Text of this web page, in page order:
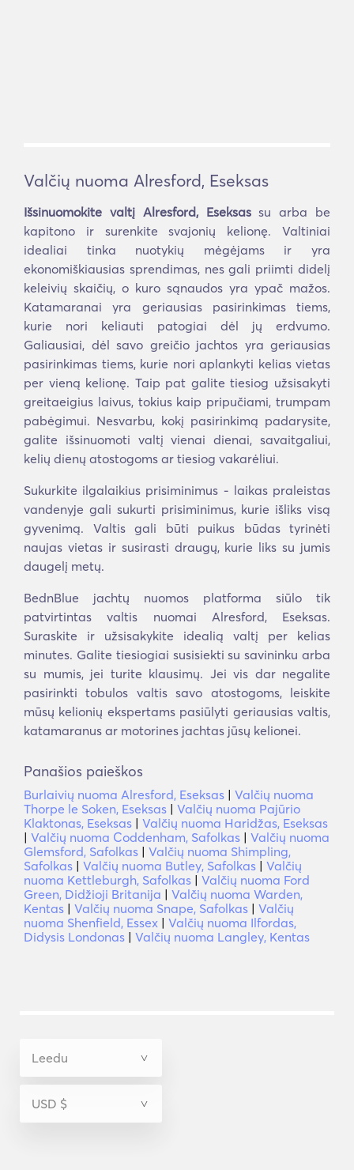
Valčių nuoma Alresford, Eseksas
Išsinuomokite valtį Alresford, Eseksassu arba be
kapitono ir surenkite svajonių kelionę. Valtiniai
idealiai tinka nuotykių mėgėjams ir yra
ekonomiškiausias sprendimas, nes gali priimti didelį
keleivių skaičių, o kuro sąnaudos yra ypač mažos.
Katamaranai yra geriausias pasirinkimas tiems,
kurie nori keliauti patogiai dėl jų erdvumo.
Galiausiai, dėl savo greičio jachtos yra geriausias
pasirinkimas tiems, kurie nori aplankyti kelias vietas
per vieną kelionę. Taip pat galite tiesiog užsisakyti
greitaeigius laivus, tokius kaip pripučiami, trumpam
pabėgimui. Nesvarbu, kokį pasirinkimą padarysite,
galite išsinuomoti valtį vienai dienai, savaitgaliui,
kelių dienų atostogoms ar tiesiog vakarėliui.
Sukurkite ilgalaikius prisiminimus - laikas praleistas
vandenyje gali sukurti prisiminimus, kurie išliks visą
gyvenimą. Valtis gali būti puikus būdas tyrinėti
naujas vietas ir susirasti draugų, kurie liks su jumis
daugelį metų.
BednBlue jachtų nuomos platforma siūlo tik
patvirtintas valtis nuomai Alresford, Eseksas.
Suraskite ir užsisakykite idealią valtį per kelias
minutes. Galite tiesiogiai susisiekti su savininku arba
su mumis, jei turite klausimų. Jei vis dar negalite
pasirinkti tobulos valtis savo atostogoms, leiskite
mūsų kelionių ekspertams pasiūlyti geriausias valtis,
katamaranus ar motorines jachtas jūsų kelionei.
Panašios paieškos
Burlaivių nuoma Alresford, Eseksas | Valčių nuoma
Thorpe le Soken, Eseksas | Valčių nuoma Pajūrio
Klaktonas, Eseksas | Valčių nuoma Haridžas, Eseksas
| Valčių nuoma Coddenham, Safolkas | Valčių nuoma
Glemsford, Safolkas | Valčių nuoma Shimpling,
Safolkas | Valčių nuoma Butley, Safolkas | Valčių
nuoma Kettleburgh, Safolkas | Valčių nuoma Ford
Green, Didžioji Britanija | Valčių nuoma Warden,
Kentas | Valčių nuoma Snape, Safolkas | Valčių
nuoma Shenfield, Essex | Valčių nuoma Ilfordas,
Didysis Londonas | Valčių nuoma Langley, Kentas